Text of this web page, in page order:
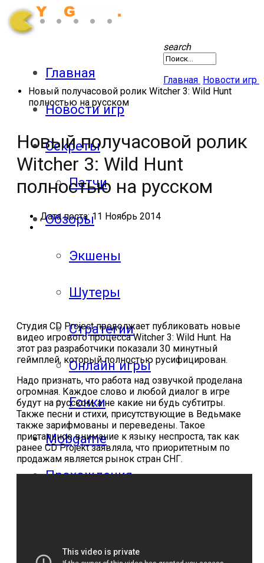
Главная
Новости игр
Секреты
Патчи
Обзоры
Экшены
Шутеры
Стратегии
Онлайн игры
Гонки
Mobgame
Прохождения
компьютерных
search
Главная Новости игр
Новый получасовой ролик Witcher 3: Wild Hunt
полностью на русском
Новый получасовой ролик
Witcher 3: Wild Hunt
полностью на русском
Дата поста: 11 Ноябрь 2014
Студия CD Project продолжает публиковать новые
видео игрового процесса Witcher 3: Wild Hunt. На
этот раз разработчики показали 30 минутный
геймплей, который полностью русифицирован.
Надо признать, что работа над озвучкой проделана
огромная. Каждое слово и любой диалог в игре
будут на русском, а не какие ни будь субтитры.
Также песни и стихи, присутствующие в Ведьмаке
также зарифмованы и переведены. Такое
пристальное внимание к языку неспроста, так как
ранее CD Projekt заявляла, что приоритетным по
продажам является рынок стран СНГ.